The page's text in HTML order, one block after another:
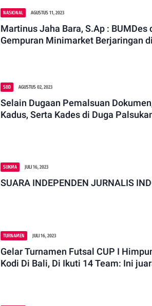
NASIONAL AGUSTUS 11, 2023
Martinus Jaha Bara, S.Ap : BUMDes
Gempuran Minimarket Berjaringan
SBD AGUSTUS 02, 2023
Selain Dugaan Pemalsuan
Kadus, Serta Kades di Duga
SUKMA JULI 16, 2023
SUARA INDEPENDEN JURNALIS
TURNAMEN JULI 16, 2023
Gelar Turnamen Futsal CUP I
Kodi Di Bali, Di Ikuti 14 Team: Ini